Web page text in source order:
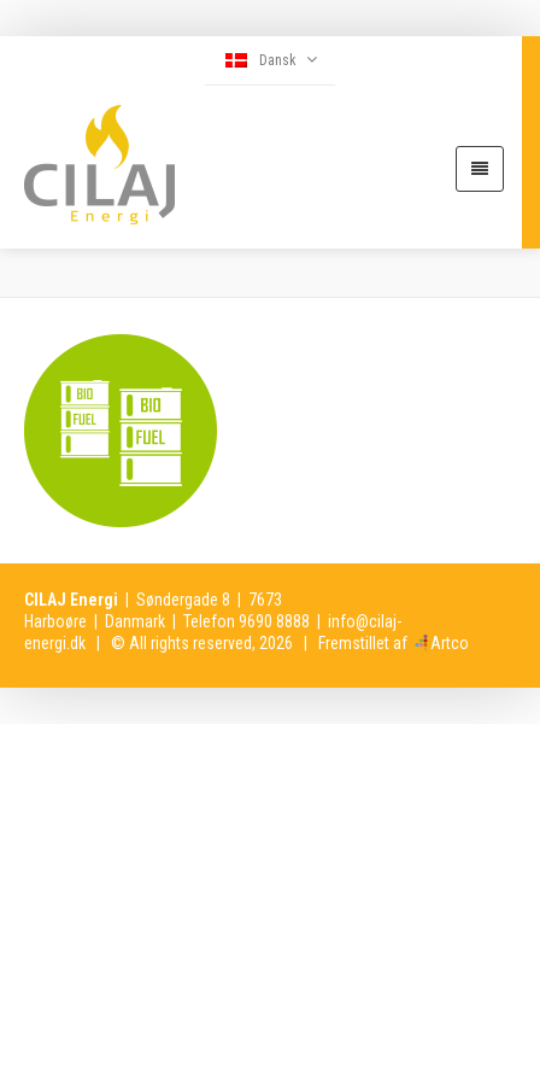
Dansk
CILAJ Energi | Søndergade 8 | 7673
Harboøre | Danmark | Telefon 9690 8888
info@cilaj-
energi.dk | © All rights reserved, 2026 | Fremstillet af Artco